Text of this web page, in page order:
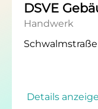
DSVE
Handwerk
Details